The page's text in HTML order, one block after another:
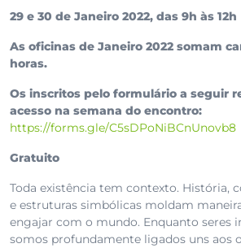
29 e 30 de Janeiro 2022, das 9h às 12h
As oficinas de Janeiro 2022 somam
horas.
Os inscritos pelo formulário a seguir
acesso na semana do encontro:
https://forms.gle/C5sDPoNiBCnUnovb8
Gratuito
Toda existência tem contexto. História,
e estruturas simbólicas moldam
engajar com o mundo. Enquanto seres
somos profundamente ligados uns aos